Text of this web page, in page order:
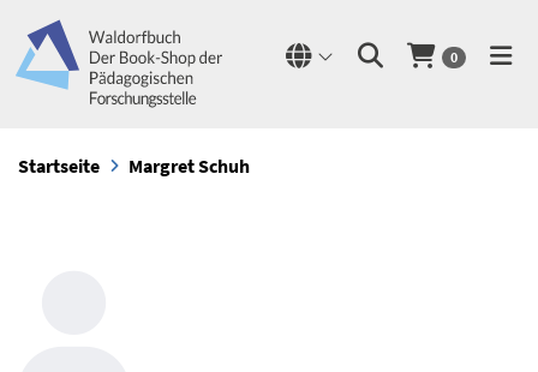
0
Startseite Margret Schuh